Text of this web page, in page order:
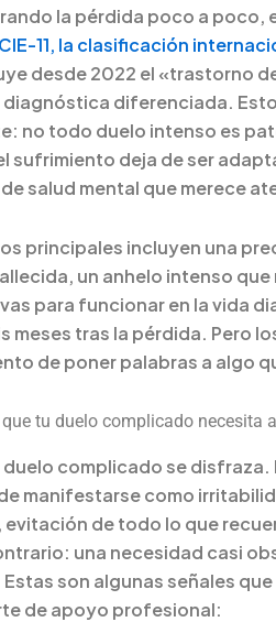
la pérdida poco a poco,
CIE-11, la clasificación
desde 2022 el «trastorno
diferenciada.
no todo duelo intenso es
sufrimiento deja de ser
salud mental que merece
principales incluyen una
un anhelo intenso
para funcionar en la vida
meses tras la pérdida. Pero
de poner palabras a algo
tu duelo complicado necesita
duelo complicado se
manifestarse como
evitación de todo lo que
una necesidad casi
son algunas señales
de apoyo profesional: